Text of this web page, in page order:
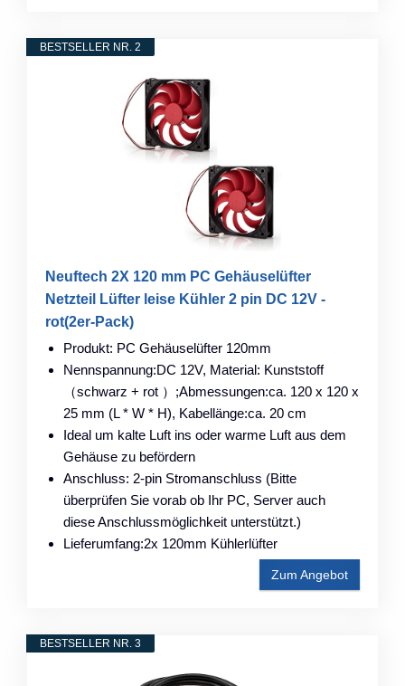
BESTSELLER NR. 2
Neuftech 2X 120 mm PC Gehäuselüfter
Netzteil Lüfter leise Kühler 2 pin DC 12V -
rot(2er-Pack)
Produkt: PC Gehäuselüfter 120mm
Nennspannung:DC 12V, Material: Kunststoff
（schwarz + rot ）;Abmessungen:ca. 120 x 120 x
25 mm (L * W * H), Kabellänge:ca. 20 cm
Ideal um kalte Luft ins oder warme Luft aus dem
Gehäuse zu befördern
Anschluss: 2-pin Stromanschluss (Bitte
überprüfen Sie vorab ob Ihr PC, Server auch
diese Anschlussmöglichkeit unterstützt.)
Lieferumfang:2x 120mm Kühlerlüfter
Zum Angebot
BESTSELLER NR. 3